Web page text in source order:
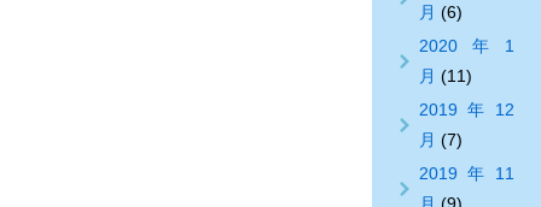
月 (6)
2020年1
月 (11)
2019年12
月 (7)
2019年11